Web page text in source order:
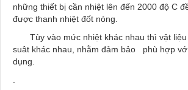
những thiết bị cần nhiệt lên đến 2000 độ C
được thanh nhiệt đốt nóng.
Tùy vào mức nhiệt khác nhau thì vật liệu
suât khác nhau, nhằm đảm bảo phù hợp
dụng.